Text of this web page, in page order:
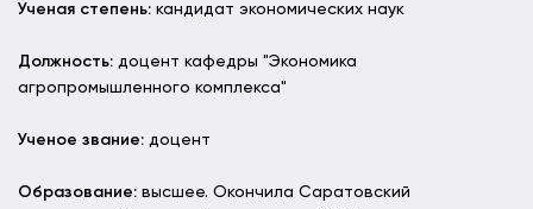
Ученая степень: кандидат экономических наук
Должность: доцент кафедры "Экономика
агропромышленного комплекса"
Ученое звание: доцент
Образование: высшее. Окончила Саратовский